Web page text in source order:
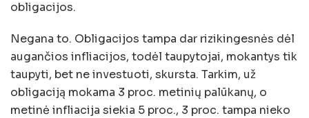
obligacijos.
Negana to. Obligacijos tampa dar rizikingesnės dėl
augančios infliacijos, todėl taupytojai, mokantys tik
taupyti, bet ne investuoti, skursta. Tarkim, už
obligaciją mokama 3 proc. metinių palūkanų, o
metinė infliacija siekia 5 proc., 3 proc. tampa nieko